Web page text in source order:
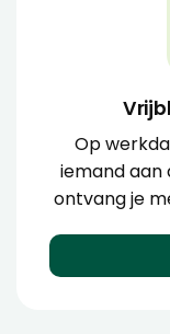
Op
iemand aan
ontvang je